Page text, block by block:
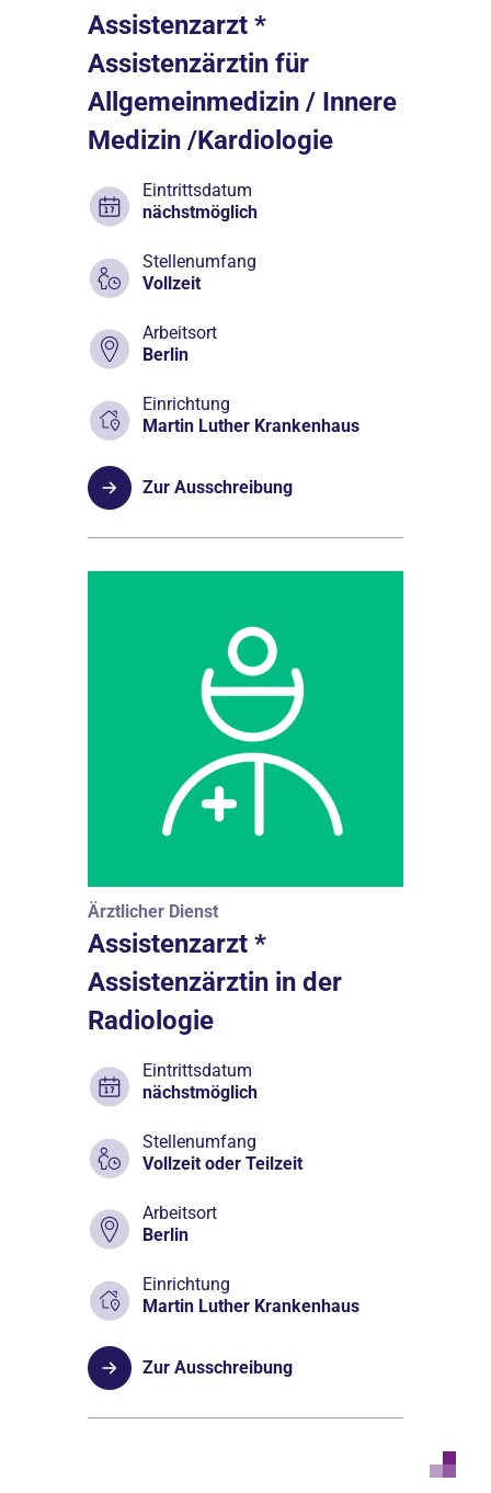
Assistenzarzt *
Assistenzärztin für
Allgemeinmedizin / Innere
Medizin /Kardiologie
Eintrittsdatum
nächstmöglich
Stellenumfang
Vollzeit
Arbeitsort
Berlin
Einrichtung
Martin Luther Krankenhaus
Zur Ausschreibung
Ärztlicher Dienst
Assistenzarzt *
Assistenzärztin in der
Radiologie
Eintrittsdatum
nächstmöglich
Stellenumfang
Vollzeit oder Teilzeit
Arbeitsort
Berlin
Einrichtung
Martin Luther Krankenhaus
Zur Ausschreibung